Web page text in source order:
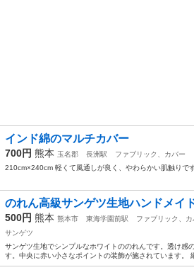
インド綿のマルチカバー
700円 熊本 玉名郡 長洲駅
ファブリック、カバー
210cm×240cm 軽くて風通しが良く、やわらかい肌触りで
のれん高級サンゲツ生地ハンドメイ
500円 熊本 熊本市 東海学園前駅
ファブリック、カ
サンゲツ
サンゲツ生地でシンプルなホワイトののれんです。透け感
す。中央に赤い小さなポイントの装飾が施されています。